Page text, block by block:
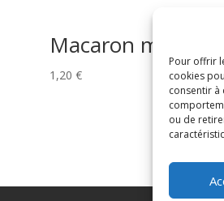
Pour offrir
cookies
consentir à
ou de
Macaron mangue
1,20€